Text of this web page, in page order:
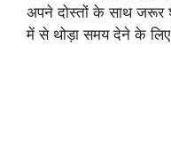
अपने दोस्तों के साथ
में से थोड़ा समय देने के